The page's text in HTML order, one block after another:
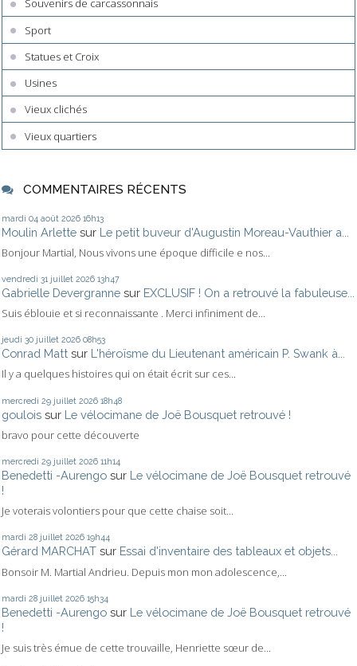
Souvenirs de carcassonnais
Sport
Statues et Croix
Usines
Vieux clichés
Vieux quartiers
COMMENTAIRES RÉCENTS
mardi 04 août 2026 16h13
Moulin Arlette sur Le petit buveur d'Augustin Moreau-Vauthier a...
Bonjour Martial, Nous vivons une époque difficile e nos...
vendredi 31 juillet 2026 13h47
Gabrielle Devergranne sur EXCLUSIF ! On a retrouvé la fabuleuse...
Suis éblouie et si reconnaissante . Merci infiniment de...
jeudi 30 juillet 2026 08h53
Conrad Matt sur L'héroïsme du Lieutenant américain P. Swank à...
Il y a quelques histoires qui on était écrit sur ces...
mercredi 29 juillet 2026 18h48
goulois sur Le vélocimane de Joë Bousquet retrouvé !
bravo pour cette découverte
mercredi 29 juillet 2026 11h14
Benedetti -Aurengo sur Le vélocimane de Joë Bousquet retrouvé
!
Je voterais volontiers pour que cette chaise soit...
mardi 28 juillet 2026 19h44
Gérard MARCHAT sur Essai d'inventaire des tableaux et objets...
Bonsoir M. Martial Andrieu. Depuis mon mon adolescence,...
mardi 28 juillet 2026 15h34
Benedetti -Aurengo sur Le vélocimane de Joë Bousquet retrouvé
!
Je suis très émue de cette trouvaille, Henriette sœur de...